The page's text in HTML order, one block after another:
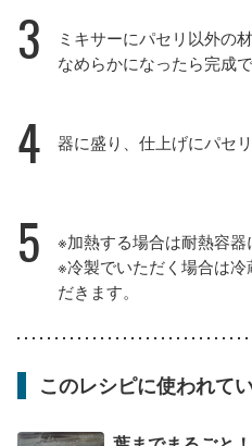
3
ミキサーにパセリ以外の
なめらかになったら完成で
4 器に盛り、仕上げにパセリ
5
※加熱する場合は耐熱容器
※冷製でいただく場合は
だきます。
このレシピに使われて